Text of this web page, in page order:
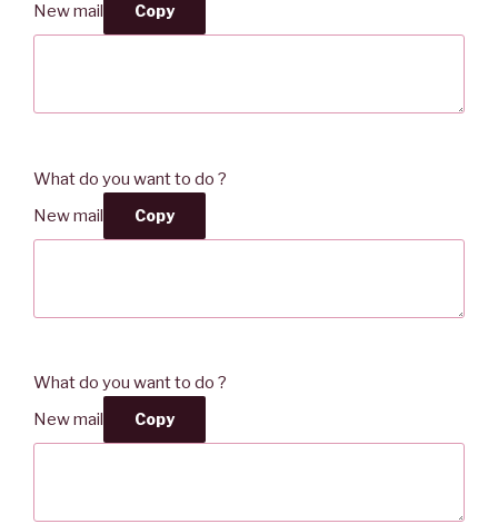
New mail
Copy
What do you want to do ?
New mail
Copy
What do you want to do ?
New mail
Copy